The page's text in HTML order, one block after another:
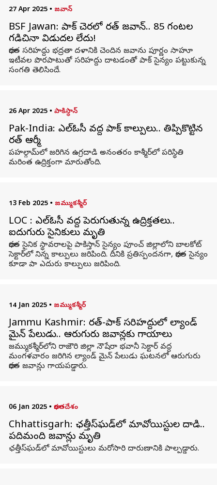
27 Apr 2025 • జవాన్
BSF Jawan: పాక్ చెరలో భారత్ జవాన్.. 85 గంటల
గడిచినా విడుదల లేదు!
భారత సరిహద్దు భద్రతా దళానికి చెందిన జవాను పూర్ణం సాహూ
ఇటీవల పొరపాటుతో సరిహద్దు దాటడంతో పాక్‌ సైన్యం పట్టుకున్న
సంగతి తెలిసిందే.
26 Apr 2025 • పాకిస్థాన్
Pak-India: ఎల్‌ఓసీ వద్ద పాక్ కాల్పులు.. తిప్పికొట్టిన
భారత్ ఆర్మీ
పహల్గామ్‌లో జరిగిన ఉగ్రదాడి అనంతరం కాశ్మీర్‌లో పరిస్థితి
మరింత ఉద్రిక్తంగా మారుతోంది.
13 Feb 2025 • జమ్ముకశ్మీర్
LOC : ఎల్ఓసీ వద్ద పెరుగుతున్న ఉద్రిక్తతలు..
ఐదుగురు సైనికులు మృతి
భారత సైనిక స్థావరాలపై పాకిస్తాన్ సైన్యం పూంచ్ జిల్లాలోని బాలకోట్
సెక్టార్‌లో నిన్న కాల్పులు జరిపింది. దీనికి ప్రతిస్పందనగా, భారత సైన్యం
కూడా పా ఎదురు కాల్పులు జరిపింది.
14 Jan 2025 • జమ్ముకశ్మీర్
Jammu Kashmir: భారత్-పాక్ సరిహద్దులో ల్యాండ్
మైన్ పేలుడు.. ఆరుగురు జవాన్లకు గాయాలు
జమ్ముకశ్మీర్‌లోని రాజౌరి జిల్లా నౌషేరా భవానీ సెక్టార్ వద్ద
మంగళవారం జరిగిన ల్యాండ్ మైన్ పేలుడు ఘటనలో ఆరుగురు
భారత జవాన్లు గాయపడ్డారు.
06 Jan 2025 • భారతదేశం
Chhattisgarh: ఛత్తీస్‌ఘడ్‌లో మావోయిస్టుల దాడి..
పదిమంది జవాన్లు మృతి
ఛత్తీస్‌ఘడ్‌లో మావోయిస్టులు మరోసారి దారుణానికి పాల్పడ్డారు.